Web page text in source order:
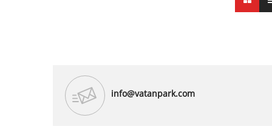
info@vatanpark.com